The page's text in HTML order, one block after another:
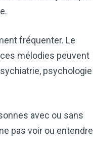
fréquenter. Le
mélodies peuvent
psychologie
avec ou sans
pas voir ou entendre